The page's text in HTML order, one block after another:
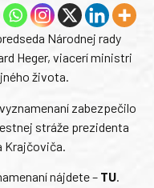
Národnej rady
Heger, viacerí ministri
života.
zabezpečilo
stráže prezidenta
Krajčoviča.
nájdete – TU.